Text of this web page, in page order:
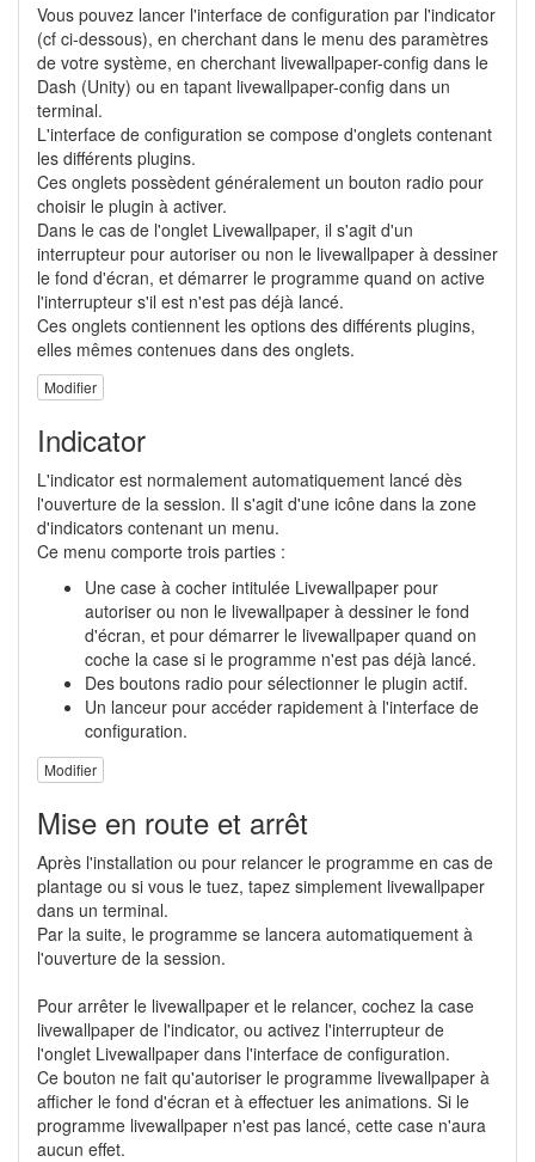
Vous pouvez lancer l'interface de configuration par l'indicator
(cf ci-dessous), en cherchant dans le menu des paramètres
de votre système, en cherchant livewallpaper-config dans le
Dash (Unity) ou en tapant livewallpaper-config dans un
terminal.
L'interface de configuration se compose d'onglets contenant
les différents plugins.
Ces onglets possèdent généralement un bouton radio pour
choisir le plugin à activer.
Dans le cas de l'onglet Livewallpaper, il s'agit d'un
interrupteur pour autoriser ou non le livewallpaper à dessiner
le fond d'écran, et démarrer le programme quand on active
l'interrupteur s'il est n'est pas déjà lancé.
Ces onglets contiennent les options des différents plugins,
elles mêmes contenues dans des onglets.
Modifier
Indicator
L'indicator est normalement automatiquement lancé dès
l'ouverture de la session. Il s'agit d'une icône dans la zone
d'indicators contenant un menu.
Ce menu comporte trois parties :
Une case à cocher intitulée Livewallpaper pour
autoriser ou non le livewallpaper à dessiner le fond
d'écran, et pour démarrer le livewallpaper quand on
coche la case si le programme n'est pas déjà lancé.
Des boutons radio pour sélectionner le plugin actif.
Un lanceur pour accéder rapidement à l'interface de
configuration.
Modifier
Mise en route et arrêt
Après l'installation ou pour relancer le programme en cas de
plantage ou si vous le tuez, tapez simplement livewallpaper
dans un terminal.
Par la suite, le programme se lancera automatiquement à
l'ouverture de la session.
Pour arrêter le livewallpaper et le relancer, cochez la case
livewallpaper de l'indicator, ou activez l'interrupteur de
l'onglet Livewallpaper dans l'interface de configuration.
Ce bouton ne fait qu'autoriser le programme livewallpaper à
afficher le fond d'écran et à effectuer les animations. Si le
programme livewallpaper n'est pas lancé, cette case n'aura
aucun effet.